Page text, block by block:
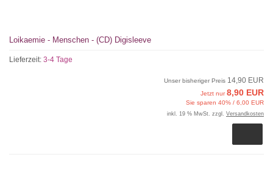
Loikaemie - Menschen - (CD) Digisleeve
Lieferzeit: 3-4 Tage
Unser bisheriger Preis 14,90 EUR
Jetzt nur8,90 EUR
Sie sparen 40% / 6,00 EUR
inkl. 19 % MwSt. zzgl. Versandkosten